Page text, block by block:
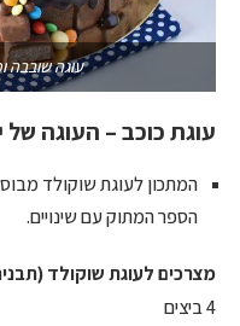
עוגה שובבה
עוגת כוכב – העוגה של
המתכון לעוגת שוקולד
הספר המתוק עם שינויים.
מצרכים לעוגת שוקולד (תבנית אחת בגודל
4 ביצים